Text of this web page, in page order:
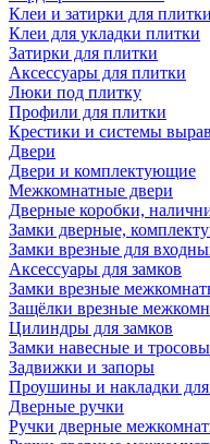
Клеи и затирки для плитки
Клеи для укладки плитки
Затирки для плитки
Аксессуары для плитки
Люки под плитку
Профили для плитки
Крестики и системы
Двери
Двери и комплектующие
Межкомнатные двери
Дверные коробки,
Замки дверные,
Замки врезные для
Аксессуары для замков
Замки врезные
Защёлки врезные
Цилиндры для замков
Замки навесные и
Задвижки и запоры
Проушины и накладки для
Дверные ручки
Ручки дверные